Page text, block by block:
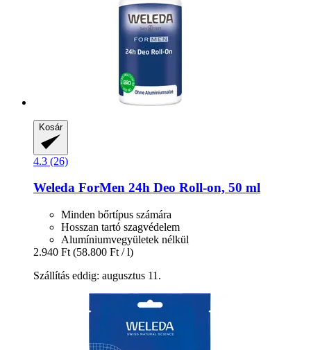
Kosár
4.3 (26)
Weleda ForMen 24h Deo Roll-​on, 50 ml
Minden bőrtípus számára
Hosszan tartó szagvédelem
Alumíniumvegyületek nélkül
2.940 Ft (58.800 Ft / l)
Szállítás eddig: augusztus 11.